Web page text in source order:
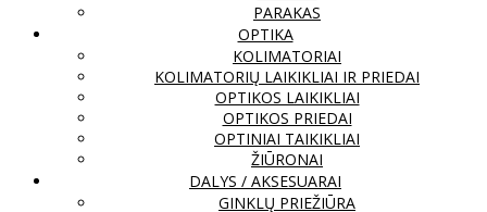
PARAKAS
OPTIKA
KOLIMATORIAI
KOLIMATORIŲ LAIKIKLIAI IR PRIEDAI
OPTIKOS LAIKIKLIAI
OPTIKOS PRIEDAI
OPTINIAI TAIKIKLIAI
ŽIŪRONAI
DALYS / AKSESUARAI
GINKLŲ PRIEŽIŪRA